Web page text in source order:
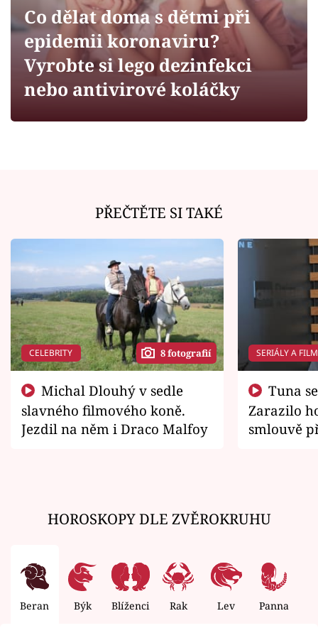
Sledujte prima+
Filmový festival Karlovy Vary
Sledujte nás
Co dělat doma s dětmi při
epidemii koronaviru?
Vyrobte si lego dezinfekci
nebo antivirové koláčky
PŘEČTĚTE SI TAKÉ
CELEBRITY 8 fotografií
slavného filmového koně.
Jezdil na něm i Draco Malfoy
SERIÁLY A
Zarazilo
smlouvě
HOROSKOPY DLE ZVĚROKRUHU
Beran Býk Blíženci Rak Lev Panna